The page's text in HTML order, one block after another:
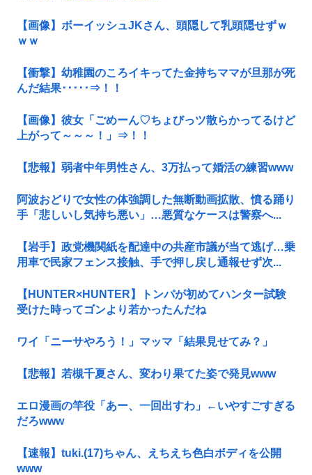
【画像】ボーイッシュJKさん、頭隠して乳頭隠せずｗ
ｗｗ
【衝撃】幼稚園のころイキってた金持ちママが旦那が死
んだ結果･････⇒！！
【画像】彼女「ごめーん♡ちょびっツ散らかってるけど
上がって～～～！」⇒！！
【悲報】弱者中年男性さん、3万払って婚活の練習www
阿波おどりで女性の体強調した無断動画拡散、憤る踊り
手「悲しいし気持ち悪い」…悪質なケースは警察へ...
【岩手】政党機関紙を配達中の共産市議が当て逃げ…乗
用車で民家フェンス接触、手で押し戻し通報せず次...
【HUNTER×HUNTER】トンパが初めてハンター試験
受けた時ってゴンより若かったんだね
ワイ「ニーサやろう！」マッマ「結果見せてみ？」
【悲報】若槻千夏さん、変わり果てた姿で発見www
エロ漫画の竿役「あー、一回出すわ」←いやすごすぎる
だろwww
【速報】tuki.(17)ちゃん、えちえち色白ボディを公開
www